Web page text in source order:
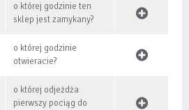
o której godzinie ten
sklep jest zamykany?
o której godzinie
otwieracie?
o której odjeżdża
pierwszy pociąg do